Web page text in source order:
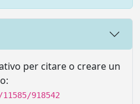
per citare o creare un
918542